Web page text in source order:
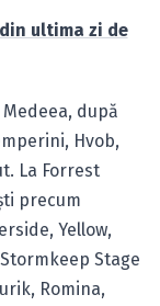
ultima zi de
după
Hvob,
La Forrest
precum
Yellow,
Stage
Romina,